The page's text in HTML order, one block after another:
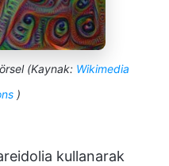
(Kaynak: Wikimedia
)
kullanarak